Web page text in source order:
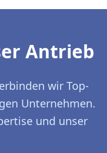
Antrieb
wir Top-
Unternehmen.
und unser